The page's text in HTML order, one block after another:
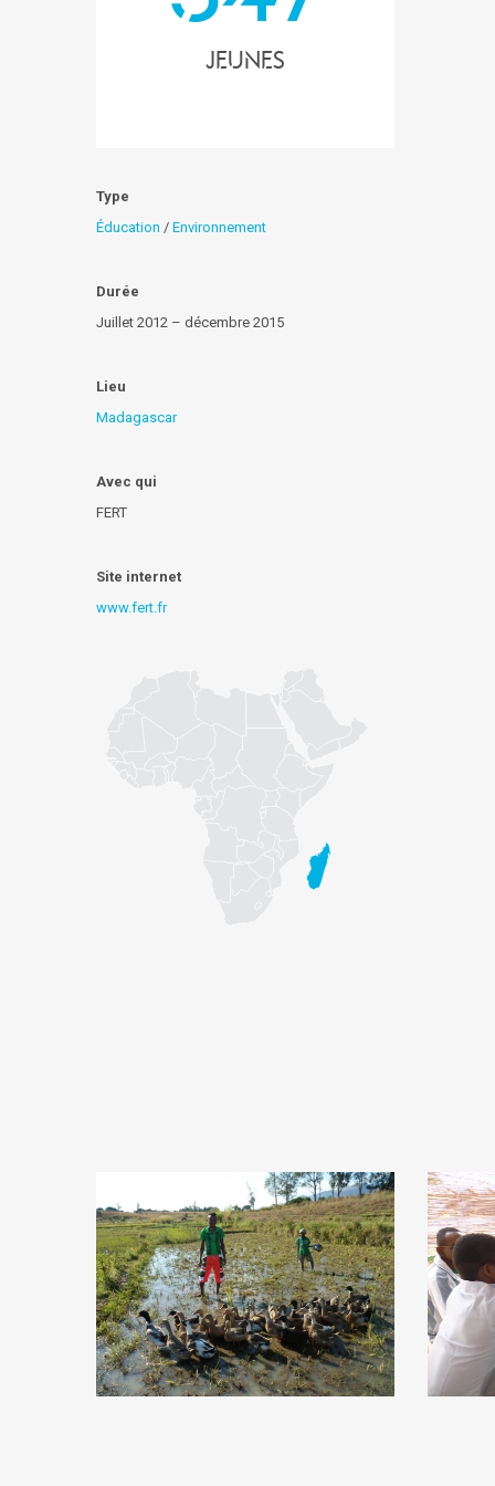
Jeunes
Type
Éducation / Environnement
Durée
Juillet 2012 – décembre 2015
Lieu
Madagascar
Avec qui
FERT
Site internet
www.fert.fr